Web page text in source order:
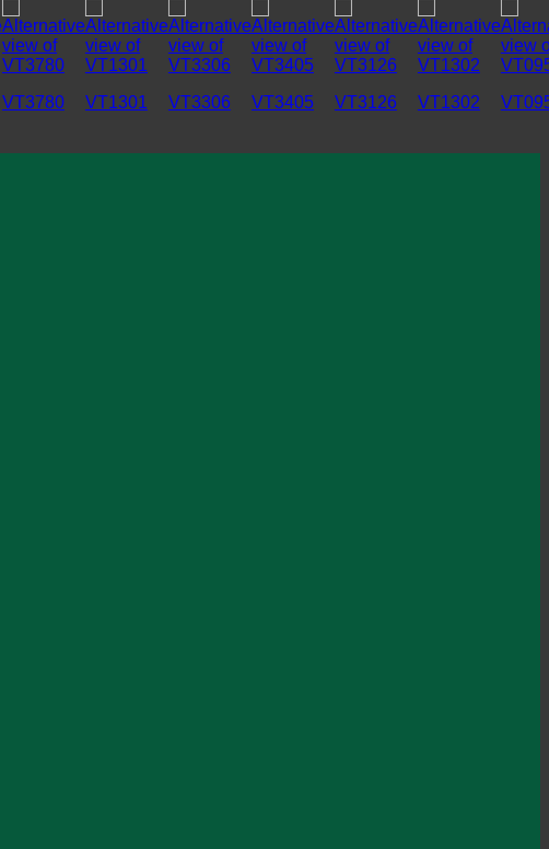
VT3780 VT1301 VT3306 VT3405 VT3126 VT1302